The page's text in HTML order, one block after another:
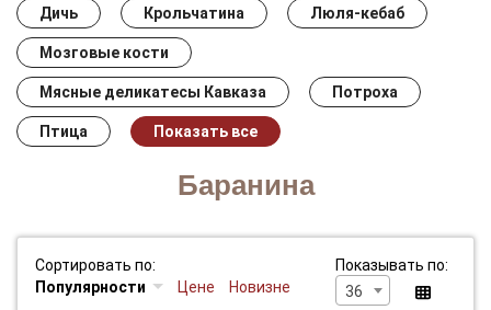
Баранина
Дичь Крольчатина Люля-кебаб
Мозговые кости
Мясные деликатесы Кавказа Потроха
Птица Показать все
Сортировать по:
Популярности
Цене Новизне
Показывать по:
36